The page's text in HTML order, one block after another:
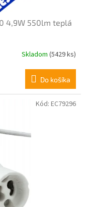
4,9W 550lm teplá
Skladom (5429 ks)
Do košíka
Kód: EC79296